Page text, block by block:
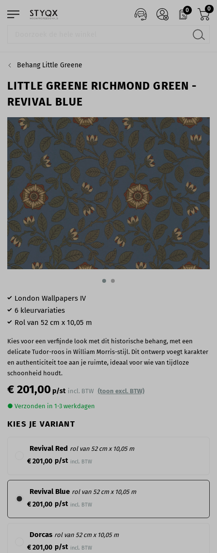
0 0
Behang Little Greene
LITTLE GREENE RICHMOND GREEN -
REVIVAL BLUE
€ 201,00p/st incl. BTW (toon excl. BTW)
● Verzonden in 1-3 werkdagen
KIES JE VARIANT
Revival Red rol van 52 cm x 10,05 m
€ 201,00 p/st incl. BTW
Revival Blue rol van 52 cm x 10,05 m
€ 201,00 p/st incl. BTW
Dorcas rol van 52 cm x 10,05 m
€ 201,00 p/st incl. BTW
London Wallpapers IV
6 kleurvariaties
Rol van 52 cm x 10,05 m
Kies voor een verfijnde look met dit historische behang, met een
delicate Tudor-roos in William Morris-stijl. Dit ontwerp voegt karakter
en authenticiteit toe aan je ruimte, ideaal voor wie van tijdloze
schoonheid houdt.